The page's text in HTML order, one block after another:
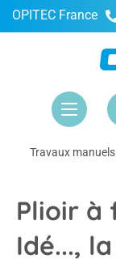
principal
OPITEC France
Travaux
Plioir à
Idé...,